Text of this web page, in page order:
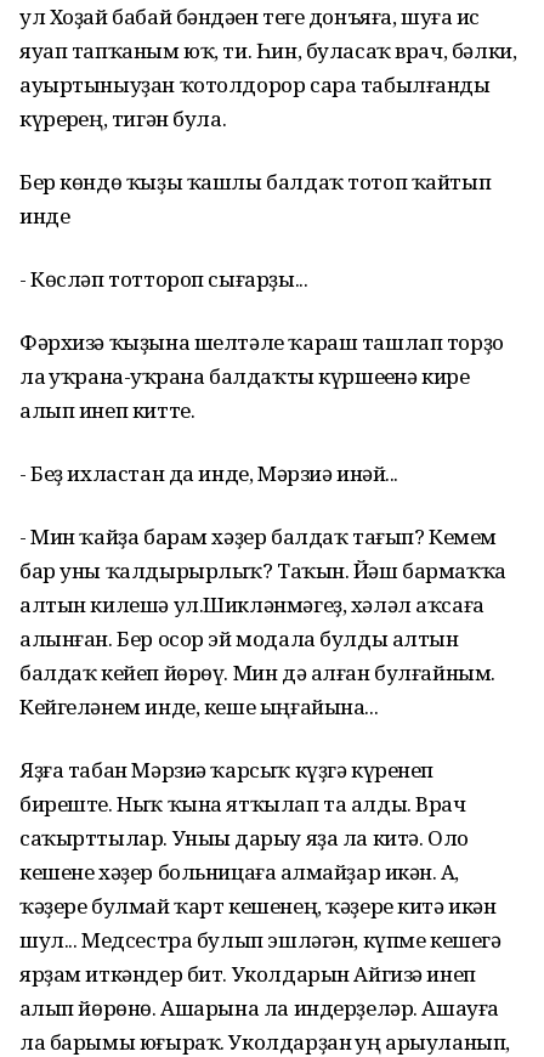
ул Хоҙай бабай бәндәһен теге донъяға, шуға һис
яуап тапҡаным юҡ, ти. Һин, буласаҡ врач, бәлки,
ауыртыныуҙан ҡотолдорор сара табылғанды
күрерһең, тигән була.
Бер көндө ҡыҙы ҡашлы балдаҡ тотоп ҡайтып
инде
- Көсләп тоттороп сығарҙы...
Фәрхизә ҡыҙына шелтәле ҡараш ташлап торҙо
ла һуҡрана-һуҡрана балдаҡты күршеһенә кире
алып инеп китте.
- Беҙ ихластан да инде, Мәрзиә инәй...
- Мин ҡайҙа барам хәҙер балдаҡ тағып? Кемем
бар уны ҡалдырырлыҡ? Таҡһын. Йәш бармаҡҡа
алтын килешә ул.Шикләнмәгеҙ, хәләл аҡсаға
алынған. Бер осор эй модала булды алтын
балдаҡ кейеп йөрөү. Мин дә алған булғайным.
Кейгеләнем инде, кеше ыңғайына...
Яҙға табан Мәрзиә ҡарсыҡ күҙгә күренеп
биреште. Ныҡ ҡына ятҡылап та алды. Врач
саҡырттылар. Уныһы дарыу яҙа ла китә. Оло
кешене хәҙер больницаға һалмайҙар икән. Аһ,
ҡәҙере булмай ҡарт кешенең, ҡәҙере китә икән
шул... Медсестра булып эшләгән, күпме кешегә
ярҙам иткәндер бит. Уколдарын Айгизә инеп
һалып йөрөнө. Ашарына ла индерҙеләр. Ашауға
ла барымы юғыраҡ. Уколдарҙан һуң арыуланып,